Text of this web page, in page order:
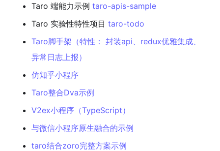
Taro 端能力示例 taro-apis-sample
Taro 实验性特性项目 taro-todo
Taro脚手架（特性： 封装api、redux优雅集成、
异常日志上报）
仿知乎小程序
Taro整合Dva示例
V2ex小程序（TypeScript）
与微信小程序原生融合的示例
taro结合zoro完整方案示例